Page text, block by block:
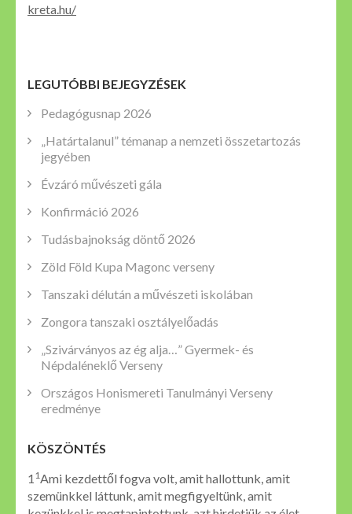
kreta.hu/
LEGUTÓBBI BEJEGYZÉSEK
Pedagógusnap 2026
„Határtalanul” témanap a nemzeti összetartozás
jegyében
Évzáró művészeti gála
Konfirmáció 2026
Tudásbajnokság döntő 2026
Zöld Föld Kupa Magonc verseny
Tanszaki délután a művészeti iskolában
Zongora tanszaki osztályelőadás
„Szivárványos az ég alja…” Gyermek- és
Népdaléneklő Verseny
Országos Honismereti Tanulmányi Verseny
eredménye
KÖSZÖNTÉS
1 1Ami kezdettől fogva volt, amit hallottunk, amit
szemünkkel láttunk, amit megfigyeltünk, amit